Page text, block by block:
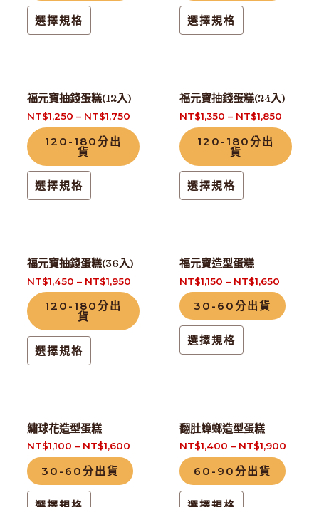
頁
面
項
頁
面
項
選擇規格
多
種
在
產
品
頁
項
選擇規格
多
種
在
產
品
頁
項
福元寶抽錢蛋糕(12入)
NT$1,250 – NT$1,750
120-180分出
貨
選擇規格
此
品
有
多
在
產
品
面
福元寶抽錢蛋糕(24入)
NT$1,350 – NT$1,850
120-180分出
貨
選擇規格
此
品
有
多
在
產
品
頁
福元寶抽錢蛋糕(36入)
NT$1,450 – NT$1,950
120-180分出
貨
選擇規格
此
品
有
多
在
產
品
頁
福元寶造型蛋糕
NT$1,150 – NT$1,650
30-60分出貨
選擇規格
此
品
有
多
種
在
產
品
頁
繡球花造型蛋糕
NT$1,100 – NT$1,600
30-60分出貨
此
產
品
有
多
翻肚蟑螂造型蛋糕
NT$1,400 – NT$1,900
60-90分出貨
產
品
有
多